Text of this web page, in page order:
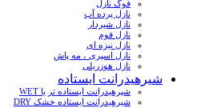
فوگ نازل
نازل پرده آب
نازل شیردار
نازل فوم
نازل نیزه ای
نازل اسپری ، مه پاش
نازل هوزریلی
شیرهیدرانت ایستاده
شیرهیدرانت ایستاده تر یا WET
شیرهیدرانت ایستاده خشک DRY